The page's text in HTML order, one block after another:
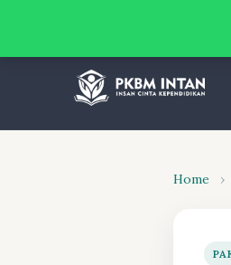
Home ›